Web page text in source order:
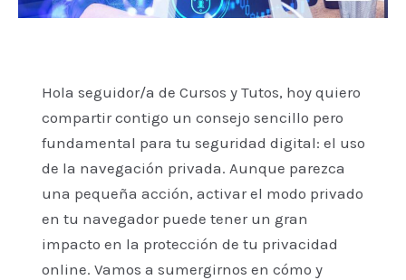
Hola seguidor/a de Cursos y Tutos, hoy quiero
compartir contigo un consejo sencillo pero
fundamental para tu seguridad digital: el uso
de la navegación privada. Aunque parezca
una pequeña acción, activar el modo privado
en tu navegador puede tener un gran
impacto en la protección de tu privacidad
online. Vamos a sumergirnos en cómo y